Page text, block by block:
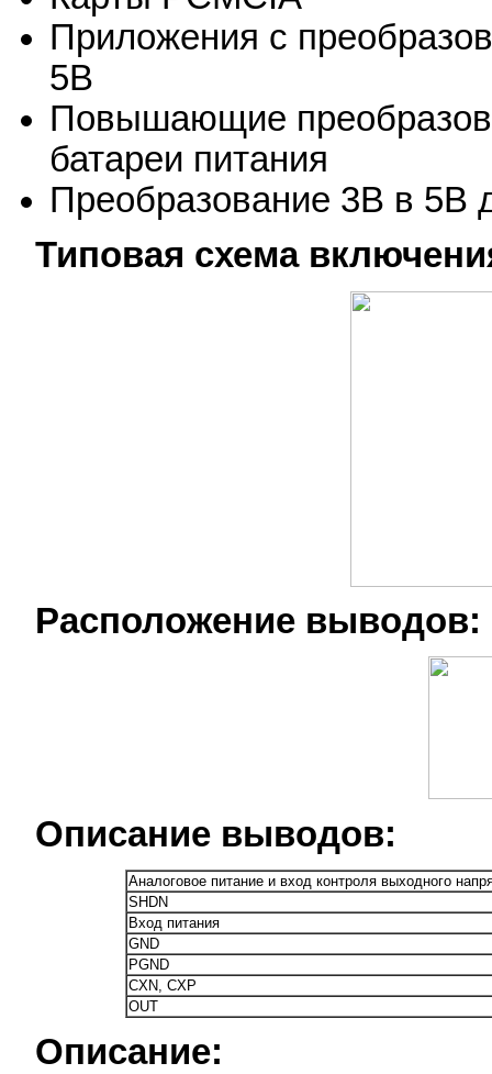
Приложения с
5В
Повышающие
батареи питания
Преобразование 3В в 5В
Типовая схема
Расположение выводов:
Описание выводов:
Аналоговое питание и вход контроля выходного
SHDN
Вход питания
GND
PGND
CXN, CXP
OUT
Описание: